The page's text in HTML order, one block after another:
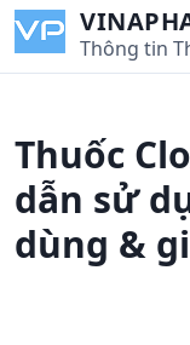
i
Thông tin
Thuốc
dẫn sử
dùng &